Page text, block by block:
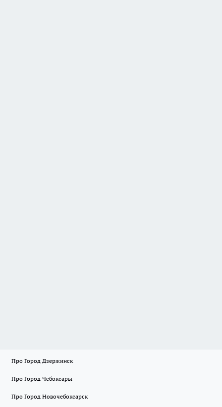
Про Город Дзержинск
Про Город Чебоксары
Про Город Новочебоксарск